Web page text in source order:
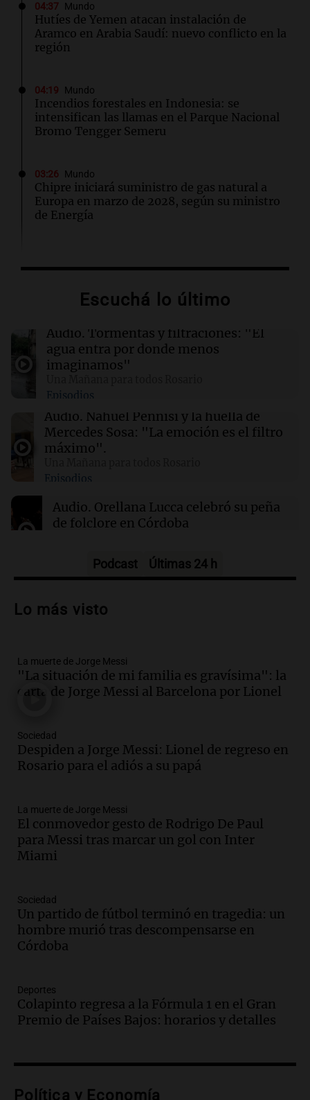
04:37 Mundo
Hutíes de Yemen atacan instalación de
Aramco en Arabia Saudí: nuevo conflicto en la
región
04:19 Mundo
Incendios forestales en Indonesia: se
intensifican las llamas en el Parque Nacional
Bromo Tengger Semeru
03:26 Mundo
Chipre iniciará suministro de gas natural a
Europa en marzo de 2028, según su ministro
de Energía
Más de 1.300 vuelos cancelados en Shanghái
02:03 Tecnología
Airbnb acelera el lanzamiento de funciones
gracias a la inteligencia artificial en su
búsqueda
01:49 Mundo
El Pentágono solicita a la industria de defensa
un aumento en la producción de armas
01:31 Ciencia
Reducir alimentos dulces no disminuye
antojos ni mejora la salud, según estudio
Escuchá lo último
Audio. Tormentas y filtraciones: "El
agua entra por donde menos
imaginamos"
Episodios
Audio. Nahuel Pennisi y la huella de
Mercedes Sosa: "La emoción es el filtro
máximo".
Episodios
Audio. Orellana Lucca celebró su peña
de folclore en Córdoba
Audio.Trágico accidente en Mendoza:
vehículos desde un puente
Audio.Tragedia en Mendoza: un muerto
y cinco heridos tras caer dos autos desde
un puente
Audio.Messi llegará esta noche a
Rosario para acompañar a su familia
Episodios
Audio.Ley de Propiedad Privada: el revés
en el Congreso expuso una debilidad
comunicacional del Gobierno
Episodios
Audio.Casabindo se prepara para una
celebración única: 30.000 turistas y el
tradicional Toreo de la Vincha
Audio. Borges, abogada de Pourrain:
"Tres hombres se lo llevaron para
hacerle preguntas y nunca regresó"
Episodios
Podcast Últimas 24 h
Lo más visto
La muerte de Jorge Messi
"La situación de mi familia es gravísima": la
carta de Jorge Messi al Barcelona por Lionel
Sociedad
Despiden a Jorge Messi: Lionel de regreso en
Rosario para el adiós a su papá
La muerte de Jorge Messi
El conmovedor gesto de Rodrigo De Paul
para Messi tras marcar un gol con Inter
Miami
Sociedad
Un partido de fútbol terminó en tragedia: un
hombre murió tras descompensarse en
Córdoba
Deportes
Colapinto regresa a la Fórmula 1 en el Gran
Premio de Países Bajos: horarios y detalles
Política y Economía